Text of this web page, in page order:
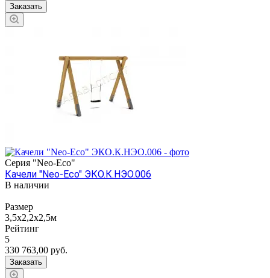
Заказать
Серия "Neo-Eco"
Качели "Neo-Eco" ЭКО.К.НЭО.006
В наличии
Размер
3,5х2,2х2,5м
Рейтинг
5
330 763,00 руб.
Заказать